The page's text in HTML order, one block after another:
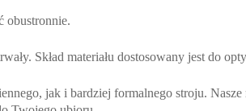
obustronnie.
Skład materiału dostosowany jest do
jak i bardziej formalnego stroju.